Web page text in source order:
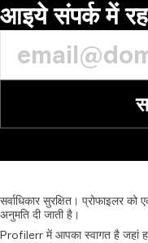
आइये संपर्क में
सर्वाधिकार सुरक्षित। प्रोफाइलर को
अनुमति दी जाती है।
Profilerr में आपका स्वागत है जहां